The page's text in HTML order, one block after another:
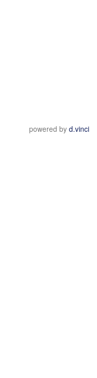
powered by d.vinci